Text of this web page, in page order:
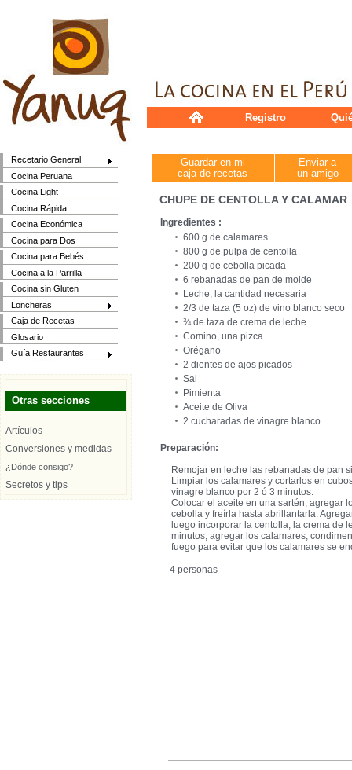
Recetario General
Cocina Peruana
Cocina Light
Cocina Rápida
Cocina Económica
Cocina para Dos
Cocina para Bebés
Cocina a la Parrilla
Cocina sin Gluten
Loncheras
Caja de Recetas
Glosario
Guía Restaurantes
Otras secciones
Artículos
Conversiones y medidas
¿Dónde consigo?
Secretos y tips
Registro
Guardar en mi
caja de recetas
Enviar a
un amigo
CHUPE DE CENTOLLA Y CALAMAR
Ingredientes :
600 g de calamares
800 g de pulpa de centolla
200 g de cebolla picada
6 rebanadas de pan de molde
Leche, la cantidad necesaria
2/3 de taza (5 oz) de vino blanco seco
¾ de taza de crema de leche
Comino, una pizca
Orégano
2 dientes de ajos picados
Sal
Pimienta
Aceite de Oliva
2 cucharadas de vinagre blanco
Preparación:
Remojar en leche las rebanadas de pan
Limpiar los calamares y cortarlos en
vinagre blanco por 2 ó 3 minutos.
Colocar el aceite en una sartén, agregar
cebolla y freírla hasta abrillantarla.
luego incorporar la centolla, la crema de
minutos, agregar los calamares,
fuego para evitar que los calamares se
4 personas